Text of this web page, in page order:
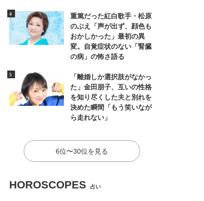
重篤だった紅白歌手・松原
のぶえ「声が出ず、顔色も
おかしかった」最初の異
変。自覚症状のない「腎臓
の病」の怖さ語る
「離婚しか選択肢がなかっ
た」金田朋子、互いの性格
を知り尽くした夫と別れを
決めた瞬間「もう笑いなが
ら走れない」
6位〜30位を見る
HOROSCOPES 占い